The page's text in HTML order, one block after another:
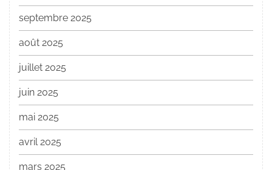
septembre 2025
août 2025
juillet 2025
juin 2025
mai 2025
avril 2025
mars 2025